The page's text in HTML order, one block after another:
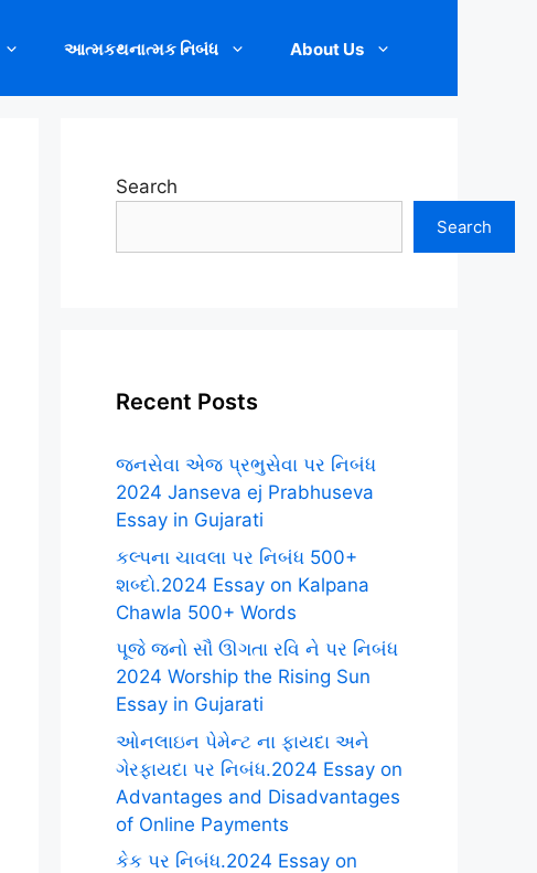
આત્મકથનાત્મક નિબંધ About Us
Search
Search
Recent Posts
જનસેવા એજ પ્રભુસેવા પર નિબંધ
2024 Janseva ej Prabhuseva
Essay in Gujarati
કલ્પના ચાવલા પર નિબંધ 500+
શબ્દો.2024 Essay on Kalpana
Chawla 500+ Words
પૂજે જનો સૌ ઊગતા રવિ ને પર નિબંધ
2024 Worship the Rising Sun
Essay in Gujarati
ઓનલાઇન પેમેન્ટ ના ફાયદા અને
ગેરફાયદા પર નિબંધ.2024 Essay on
Advantages and Disadvantages
of Online Payments
કેક પર નિબંધ.2024 Essay on